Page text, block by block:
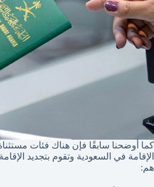
كما أوضحنا سابقًا فإن هناك فئات
الإقامة في السعودية وتقوم بتجديد
هم: